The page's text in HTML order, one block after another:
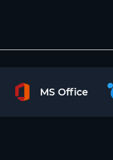
MS Office